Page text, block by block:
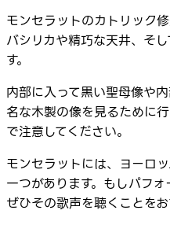
モンセラットのカトリック
バシリカや精巧な天井、そ
す。
内部に入って黒い聖母像や
名な木製の像を見るために
で注意してください。
モンセラットには、ヨーロ
一つがあります。もしパフ
ぜひその歌声を聴くことをお